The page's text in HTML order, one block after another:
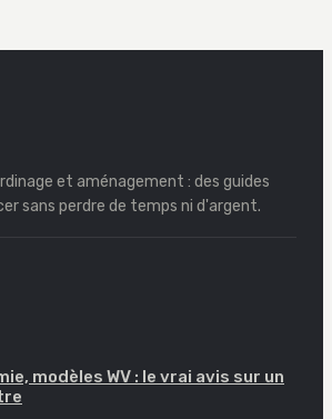
et aménagement : des guides
sans perdre de temps ni d'argent.
modèles WV : le vrai avis sur un